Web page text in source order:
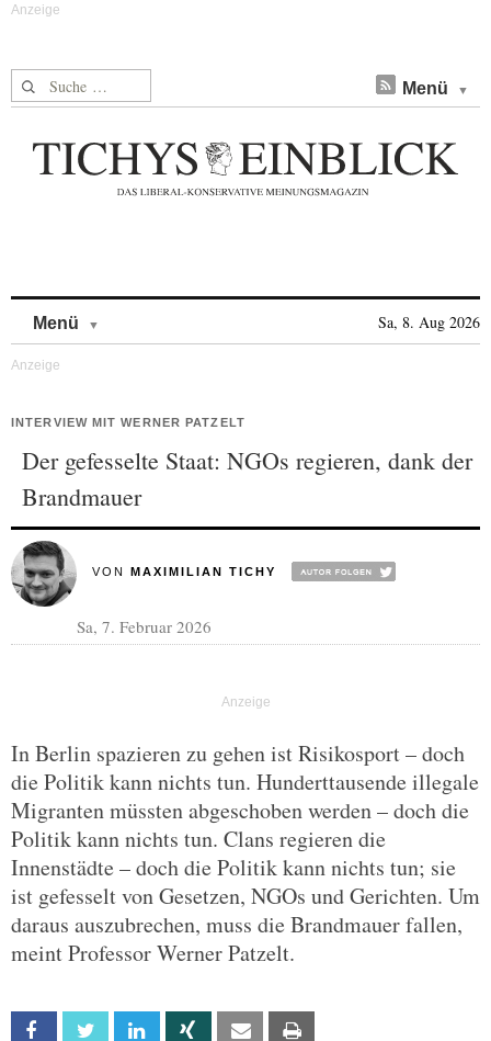
Suche nach: Menü
Menü Sa, 8. Aug 2026
INTERVIEW MIT WERNER PATZELT
Der gefesselte Staat: NGOs regieren, dank der
Brandmauer
VON MAXIMILIAN TICHY
Sa, 7. Februar 2026
In Berlin spazieren zu gehen ist Risikosport – doch
die Politik kann nichts tun. Hunderttausende illegale
Migranten müssten abgeschoben werden – doch die
Politik kann nichts tun. Clans regieren die
Innenstädte – doch die Politik kann nichts tun; sie
ist gefesselt von Gesetzen, NGOs und Gerichten. Um
daraus auszubrechen, muss die Brandmauer fallen,
meint Professor Werner Patzelt.
Facebook Twitter Linkedin Xing Email